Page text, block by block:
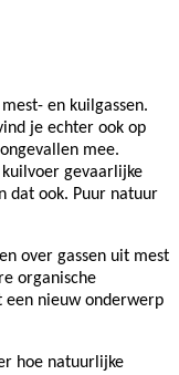
en kuilgassen.
je echter ook op
mee.
gevaarlijke
dat ook. Puur natuur
over gassen uit mest
organische
nieuw onderwerp
hoe natuurlijke